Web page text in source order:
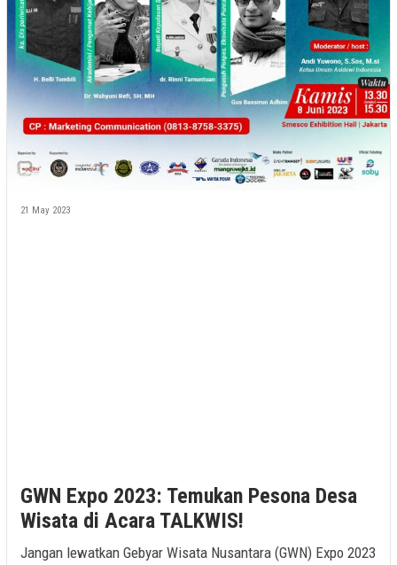
21 May 2023
GWN Expo 2023: Temukan Pesona Desa
Wisata di Acara TALKWIS!
Jangan lewatkan Gebyar Wisata Nusantara (GWN) Expo 2023